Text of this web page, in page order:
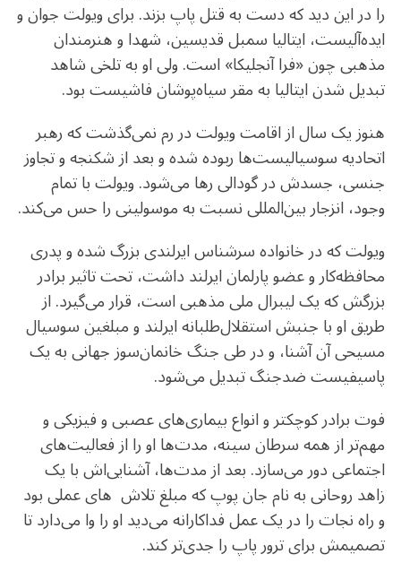
را در این دید که دست به قتل پاپ بزند. برای ویولت جوان و
ایده‌آلیست، ایتالیا سمبل قدیسین، شهدا و هنرمندان
مذهبی چون «فرا آنجلیکا» است. ولی او به تلخی شاهد
تبدیل شدن ایتالیا به مقر سیاه‌پوشان فاشیست بود.
هنوز یک سال از اقامت ویولت در رم نمی‌گذشت که رهبر
اتحادیه سوسیالیست‌ها ربوده شده و بعد از شکنجه و تجاوز
جنسی، جسدش در گودالی رها می‌شود. ویولت با تمام
وجود، انزجار بین‌المللی نسبت به موسولینی را حس می‌کند.
ویولت که در خانواده سرشناس ایرلندی بزرگ شده و پدری
محافظه‌کار و عضو پارلمان ایرلند داشت، تحت تاثیر برادر
بزرگش که یک لیبرال ملی مذهبی است، قرار می‌گیرد. از
طریق او با جنبش استقلال‌طلبانه ایرلند و مبلغین سوسیال
مسیحی آن آشنا، و در طی جنگ خانمان‌سوز جهانی به یک
پاسیفیست ضدجنگ تبدیل می‌شود.
فوت برادر کوچکتر و انواع بیماری‌های عصبی و فیزیکی و
مهم‌تر از همه سرطان سینه، مدت‌ها او را از فعالیت‌های
اجتماعی دور می‌سازد. بعد از مدت‌ها، آشنایی‌اش با یک
زاهد روحانی به نام جان پوپ که مبلغ تلاش های عملی بود
و راه نجات را در یک عمل فداکارانه می‌دید او را وا می‌دارد تا
تصمیمش برای ترور پاپ را جدی‌تر کند.